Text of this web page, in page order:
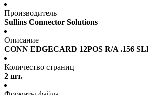
Производитель
Sullins Connector Solutions
Описание
CONN EDGECARD 12POS R/A .156
Количество страниц
2 шт.